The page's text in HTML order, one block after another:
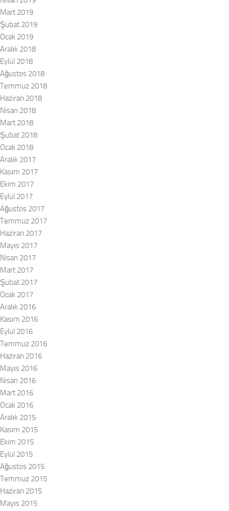
Mart 2019
Şubat 2019
Ocak 2019
Aralık 2018
Eylül 2018
Ağustos 2018
Temmuz 2018
Haziran 2018
Nisan 2018
Mart 2018
Şubat 2018
Ocak 2018
Aralık 2017
Kasım 2017
Ekim 2017
Eylül 2017
Ağustos 2017
Temmuz 2017
Haziran 2017
Mayıs 2017
Nisan 2017
Mart 2017
Şubat 2017
Ocak 2017
Aralık 2016
Kasım 2016
Eylül 2016
Temmuz 2016
Haziran 2016
Mayıs 2016
Nisan 2016
Mart 2016
Ocak 2016
Aralık 2015
Kasım 2015
Ekim 2015
Eylül 2015
Ağustos 2015
Temmuz 2015
Haziran 2015
Mayıs 2015